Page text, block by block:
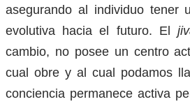
asegurando al individuo tener
evolutiva hacia el futuro. El
cambio, no posee un centro
cual obre y al cual podamos
conciencia permanece activa